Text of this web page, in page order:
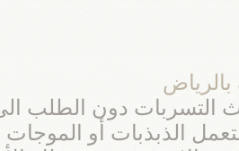
دون الطلب
الذبذبات أو